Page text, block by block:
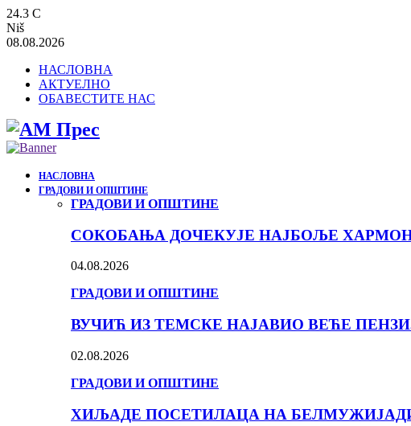
24.3 C
Niš
08.08.2026
НАСЛОВНА
АКТУЕЛНО
ОБАВЕСТИТЕ НАС
НАСЛОВНА
ГРАДОВИ И ОПШТИНЕ
ГРАДОВИ И ОПШТИНЕ
СОКОБАЊА ДОЧЕКУЈЕ НАЈБОЉЕ
04.08.2026
ГРАДОВИ И ОПШТИНЕ
ВУЧИЋ ИЗ ТЕМСКЕ НАЈАВИО ВЕЋЕ
02.08.2026
ГРАДОВИ И ОПШТИНЕ
ХИЉАДЕ ПОСЕТИЛАЦА НА